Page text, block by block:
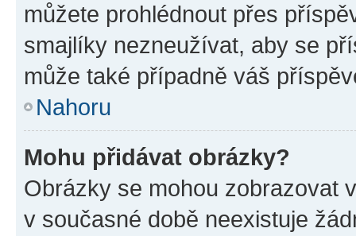
můžete prohlédnout přes
smajlíky nezneužívat, aby se
může také případně váš
Nahoru
Mohu přidávat obrázky?
Obrázky se mohou zobrazovat
v současné době neexistuje